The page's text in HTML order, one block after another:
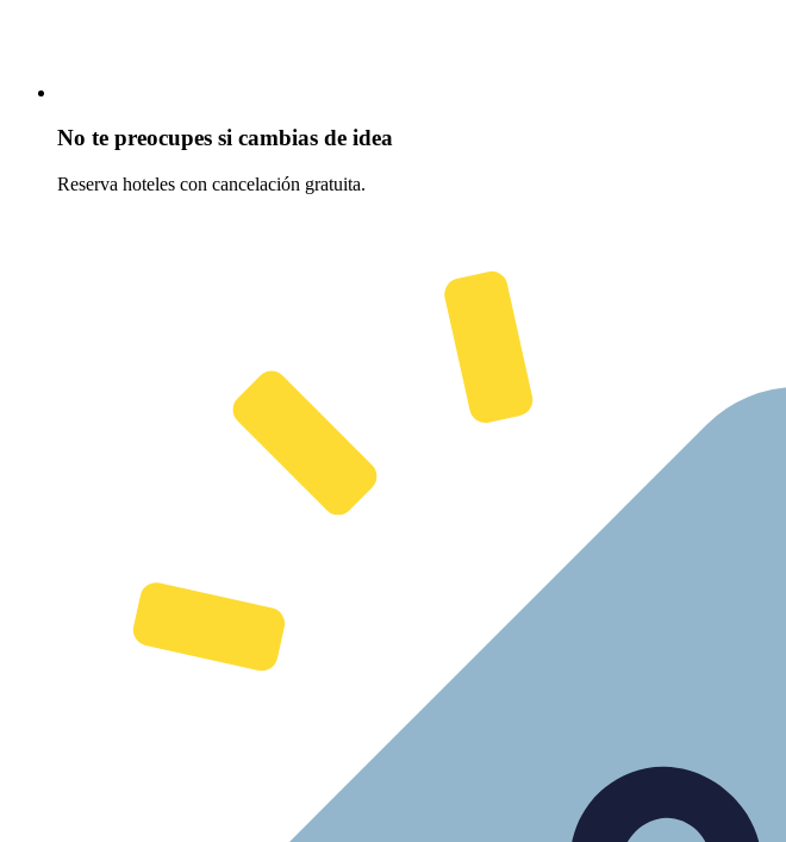
No te preocupes si cambias de idea
Reserva hoteles con cancelación gratuita.